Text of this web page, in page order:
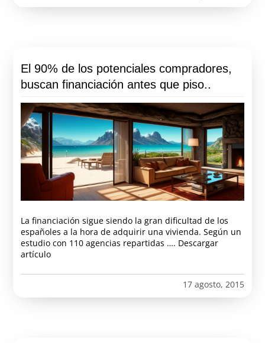
El 90% de los potenciales compradores,
buscan financiación antes que piso..
La financiación sigue siendo la gran dificultad de los
españoles a la hora de adquirir una vivienda. Según un
estudio con 110 agencias repartidas …. Descargar
artículo
17 agosto, 2015